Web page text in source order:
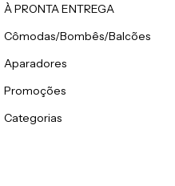
Cômodas/Bombês/Balcões
Aparadores
Promoções
Categorias